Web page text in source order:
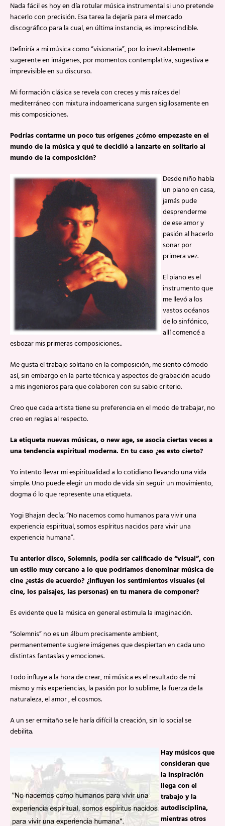
Nada fácil es hoy en día rotular música instrumental si uno pretende
hacerlo con precisión. Esa tarea la dejaría para el mercado
discográfico para la cual, en última instancia, es imprescindible.
Definiría a mi música como “visionaria”, por lo inevitablemente
sugerente en imágenes, por momentos contemplativa, sugestiva e
imprevisible en su discurso.
Mi formación clásica se revela con creces y mis raíces del
mediterráneo con mixtura indoamericana surgen sigilosamente en
mis composiciones.
Podrías contarme un poco tus orígenes ¿cómo empezaste en el
mundo de la música y qué te decidió a lanzarte en solitario al
mundo de la composición?
Desde niño había
un piano en casa,
jamás pude
desprenderme
de ese amor y
pasión al hacerlo
sonar por
primera vez.
El piano es el
instrumento que
me llevó a los
vastos océanos
de lo sinfónico,
allí comencé a
esbozar mis primeras composiciones..
Me gusta el trabajo solitario en la composición, me siento cómodo
así, sin embargo en la parte técnica y aspectos de grabación acudo
a mis ingenieros para que colaboren con su sabio criterio.
Creo que cada artista tiene su preferencia en el modo de trabajar, no
creo en reglas al respecto.
La etiqueta nuevas músicas, o new age, se asocia ciertas veces a
una tendencia espiritual moderna. En tu caso ¿es esto cierto?
Yo intento llevar mi espiritualidad a lo cotidiano llevando una vida
simple. Uno puede elegir un modo de vida sin seguir un movimiento,
dogma ó lo que represente una etiqueta.
Yogi Bhajan decía; “No nacemos como humanos para vivir una
experiencia espiritual, somos espíritus nacidos para vivir una
experiencia humana”.
Tu anterior disco, Solemnis, podía ser calificado de “visual”, con
un estilo muy cercano a lo que podríamos denominar música de
cine ¿estás de acuerdo? ¿influyen los sentimientos visuales (el
cine, los paisajes, las personas) en tu manera de componer?
Es evidente que la música en general estimula la imaginación.
“Solemnis” no es un álbum precisamente ambient,
permanentemente sugiere imágenes que despiertan en cada uno
distintas fantasías y emociones.
Todo influye a la hora de crear, mi música es el resultado de mi
mismo y mis experiencias, la pasión por lo sublime, la fuerza de la
naturaleza, el amor , el cosmos.
A un ser ermitaño se le haría difícil la creación, sin lo social se
debilita.
Hay músicos que
consideran que
la inspiración
llega con el
trabajo y la
autodisciplina,
mientras otros